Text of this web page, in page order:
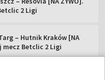
2 Ligi
– Hutnik Kraków [NA
mecz Betclic 2 Ligi